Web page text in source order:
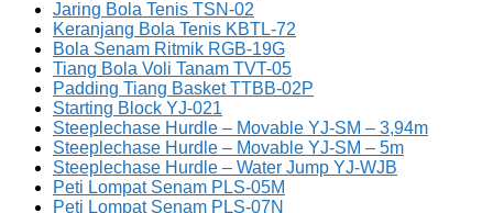
Jaring Bola Tenis TSN-02
Keranjang Bola Tenis KBTL-72
Bola Senam Ritmik RGB-19G
Tiang Bola Voli Tanam TVT-05
Padding Tiang Basket TTBB-02P
Starting Block YJ-021
Steeplechase Hurdle – Movable YJ-SM – 3,94m
Steeplechase Hurdle – Movable YJ-SM – 5m
Steeplechase Hurdle – Water Jump YJ-WJB
Peti Lompat Senam PLS-05M
Peti Lompat Senam PLS-07N